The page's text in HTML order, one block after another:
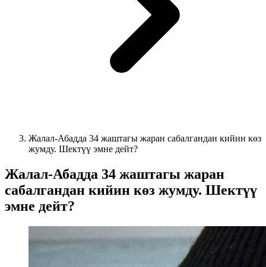
Жалал-Абадда 34 жаштагы жаран сабалгандан кийин көз
жумду. Шектүү эмне дейт?
Жалал-Абадда 34 жаштагы жаран
сабалгандан кийин көз жумду. Шектүү
эмне дейт?